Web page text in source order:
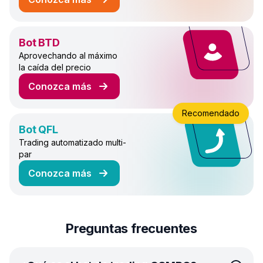
sobre el bot de trading DCA Futures
Bot BTD
Aprovechando al máximo
la caída del precio
Conozca más
sobre el bot de trading BTD
Bot QFL
Trading automatizado multi-
par
Conozca más
sobre el bot de trading QFL
Recomendado
Preguntas frecuentes